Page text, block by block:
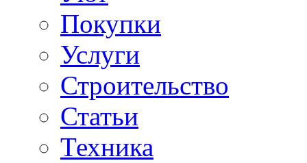
Покупки
Услуги
Строительство
Статьи
Техника